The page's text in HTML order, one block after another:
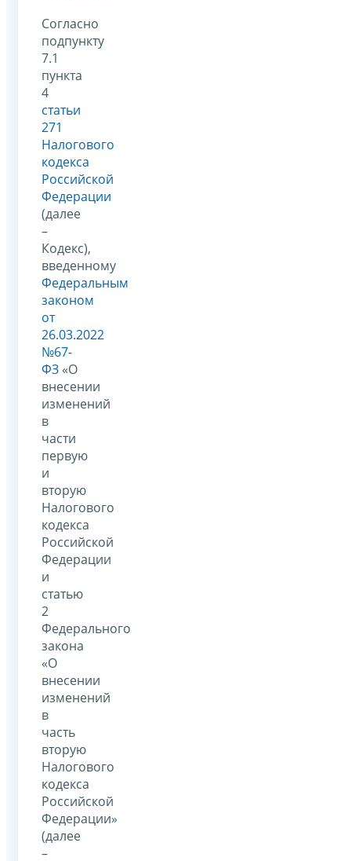
Согласно
подпункту
7.1
пункта
4
статьи
271
Налогового
кодекса
Российской
Федерации
(далее
–
Кодекс),
введенному
Федеральным
законом
от
26.03.2022
№67-
ФЗ «О
внесении
изменений
в
части
первую
и
вторую
Налогового
кодекса
Российской
Федерации
и
статью
2
Федерального
закона
«О
внесении
изменений
в
часть
вторую
Налогового
кодекса
Российской
Федерации»
(далее
–